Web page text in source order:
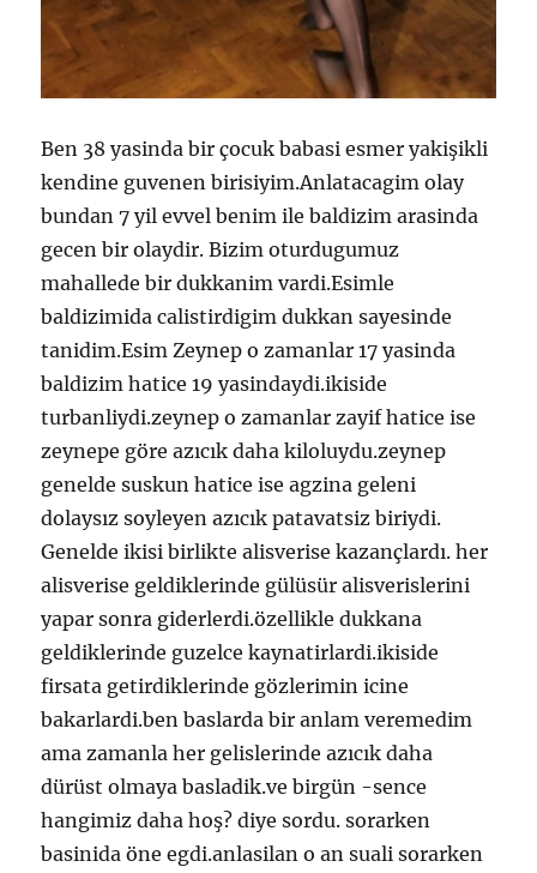
Ben 38 yasinda bir çocuk babasi esmer yakişikli kendine guvenen birisiyim.Anlatacagim olay bundan 7 yil evvel benim ile baldizim arasinda gecen bir olaydir. Bizim oturdugumuz mahallede bir dukkanim vardi.Esimle baldizimida calistirdigim dukkan sayesinde tanidim.Esim Zeynep o zamanlar 17 yasinda baldizim hatice 19 yasindaydi.ikiside turbanliydi.zeynep o zamanlar zayif hatice ise zeynepe göre azıcık daha kiloluydu.zeynep genelde suskun hatice ise agzina geleni dolaysız soyleyen azıcık patavatsiz biriydi. Genelde ikisi birlikte alisverise kazançlardı. her alisverise geldiklerinde gülüsür alisverislerini yapar sonra giderlerdi.özellikle dukkana geldiklerinde guzelce kaynatirlardi.ikiside firsata getirdiklerinde gözlerimin icine bakarlardi.ben baslarda bir anlam veremedim ama zamanla her gelislerinde azıcık daha dürüst olmaya basladik.ve birgün -sence hangimiz daha hoş? diye sordu. sorarken basinida öne egdi.anlasilan o an suali sorarken utandi.ben ise sasirmis ne diyecegimi bilemedim.acaba hangisini desem diye dusunerek bir zeynep birde haticeye baktim. -ikinizde guzelsiniz canim -onu bizi öğreniyoruz -biliyorsaniz niçin soruyorsunuz? -orasini karistirma deyince icimden ikisinede övgü yagdirmak geldi. -bence kadinlar cicektir.her cicegin kendisine göre bir guzelligi vede kokusu vardir.önemli olan bu cicekleri sulayabilmek dedim.hatice egmis oldugu basini kaldirarak gözlerimin icine bakti. -lafi uzatma suale daha yanıt alamadik. -tamam. o zaman kizmaca yok -ok. söz kizmayacagiz yada kendi adima kizmayacagim dedi hatice. zeynep deri hic ses cikmiyordu ama yuzunde hep bir kendine guvenin verdigi bir gulumseme vardi. -siki durun o zaman soyluyorum diyerek devam ettim.bence zeynep in beşeri kendine ceken bir guzeligi vede bir albenisi var deyince zeynep in gulumsemesinin yerini gülmek aldi.zeynep, -ben kazandim diyerek birlikte geldikleri dukkandan birlikte cikip konutlarına dogru gittiler. SonradaN ögrendim ki benim üzerime bahse girmisler ben hangisini secersem digeri aradan cekilecekmis.3 yıl flirtten sonra zeynep ile konutlandık.Hatice bizden bir yıl evvel evlenmisti.bizim evliligimiz hala devam ediyor ama hatice evliliginden 2 yıl sonra anlasamamis esinden ayrilmak zorunda kalmisti.bosanmadan dolayi hatice ailesinin yanina tasinmisti.bizim konutluluktan sonra tuttugumuz yeni konutumuz hem dukkandan hemde zeynep in ailesinden azıcık uzakti.baldizim hatice zaman icinde evliliginden yipranmasindan mi olacak hayli kilo vermis dahada guzellesmisti.zeynepte dogumdan sonra daha öncekine kıyasla azıcık daha kiloluydu.başka bir deyişle bugun simdi bana hangimiz guzeliz diye sorsalardi netlikle hatice tasam.hatice haftada en az iki defa bizim eve ugrar zeyneple saatlerce konusurlardi.bazen rivayete oyle dalarlardiki zamanin nasil gectiginin farkina varmazlardi. gec olunca hatice bizde kalmak zorunda kalirdi.Aslinda icimden bir duygu haticenin hep bizde kalmasini istiyordu,hatice konuskan oldugu kadar acik sozluydu.sohbetine sakalarina doyum olmuyordu. bizim konutta kaldigi geceler esimle haticeyi dusunerek sevisirdim ve bu sevismelerimiz hele birde tatil gunune denk kazançsa saatlerce sürerdi.esimin pestili cikana kadar esimi sikerdim.hele bir de bosalma aninda haticenin inlemeleri duymamasi icin bir neden yoktu.onun odasi hemen bizim odaya bitisikti. hatice kapisini yada kıyafet dolabini acip kapattigi zaman sesi bize kadar gelirdi.sonunda esim pes ederdi.sikisecek çareyi kalmazdi. Bir gün baldizimin bir dogum gununü bizim konutta kutlamasini soyledim.kabul etti.dogum gunu geldi cattti. bende o günü yanimda calisan iscinin hasta olmasindan dolayi dukkana gitmek zorunda kaldim.aksam dukkani kapatip eve giderken aklima bir seytanlik geldi.dukkandan iki raki siseside aldim sonra carsiya giderek hatice icin bir kunye bir de kolye aldim. birliktesi eve götürdüm.eve gittigimde esimle baldizimdan baska kimse kalmamisti.cocukda zati yatmisti.onlara raki getirdigimi söylemedim.rakilari once sakladim.haticeye kalan dogum günü pastasini hazirlamasini söyledim.banyo yaptiktan sonra onun icin bir suprizimin oldugunu soyledim.banyo yaptim.rahat olsun diye esofmanlarimi giydim.pustluk ya bu sefer esofmanlarin altina hic birsey giymedim.banyodan ciktim oturma odasina gittim. ikiside oturmus tv bakiyorlardi.haticeye donerek -iki tane süprizim var. bir iyi birde makûs süprizim var evvel hangisini istersin dedim.hatice bes saniye bir dusunceden sonra -evvel iyi süpriz olsun dedi.bende – tamam. yalniz kimse odadan cikmayacak.hemen geliyorum deyince ikisininde gözleri faltasi gibi acildi.belliki ikiside sasirmisti.sakladigim rakilari mutfaga götürdüm. 6 tane kadeh cikardim.3 tanesine raki 3 tanesinede su doldurdum ama hatice evvel iyi süprizi istediginden dolayi kolye ve künyeyi vermeliydim. oturma odasina gittim.haticeye gözlerini kapatmasini ve ayaga kalkmasini söyledim.ayaga kalkti gözlerini kapatti.hatice nin yanina giderek bir elimle kolunu yakaladım diger elimle koliden cikardigim künyeyi taktim.sira kolyeye gelmisti.haticenin arkasina gectim.kolyeyi boynuna takmaya calisirken benim ön tarafim haticenin kalcalarina temas etti.haticenin kalcalarina degmem bende coşku yapmisti.kalcalari tas gibiydi.bir ara aletim bütün haticenin kalcalarinin arasina gelmisti.hic bitmesin istiyordum.acaip guzelde kokuyordu.kolyeyi taktim.esim koltukta oturup bizi izliyordu.haticeye gözlerini acmasini söyledim.gözlerini acti.kolye ile künyeye baktiktan sonra bana dönerek iki kolunu boynuma doladi.bana sarildi.o bana sevincle sarilmisken ben ise onun vucudunun hatlarini sezmeye calistim. Sarilma fasli bitti.mutfaga gittim.rakilari ve sulari bir tepsiye koyarak masaya kendim servis yaptim.ikiside sasirmisti.birbirlerine baktilar.tepsiyi masaya koydum.ikisinin bardaklarini ellerine verdim.başka bir deyişle hic itiraz hakki birakmadim,bir bardagi ben alip tokusturduktan sonra icmeye basladik.bir siseyi tamamladık. Esim ben gidiciyim herhalde diyerek yatak odasina dogru yoneldi.yatak odasina gitti.bende pesinden gittim.elbiselerimizi cikardik.esimin hemen hemen hic hali yoktu.nedense baldizim konutta oldugundan dolayi yeniden basima vurmustu. esimi sikmem lazimdi.yataga girdik.esimin yuzu kapiya dogru gelecek sekilde köpek poziyonuna getirdim.bacaklarini hafif actim.yaragimi tukurugumle islatip amina sürerek hem aminin islanmasini hemde yaragimin girmesini sagladim.yaragim esimin aminin icine sokup gidip gelmeye basladim.esimi sikerken keske su an hatice olsaydi diye dusundum.esimde zevke gelmeye baslamisti,inlemesi yukselmeye baslamisti.haticenin duymamasi olanaksizdi.yaragim icindeyken sert darbeler indirmeye basladim.esimin bosalmasi an sorunu diye dusunurken esim hafif bir ciglik atarak bosalmaya basladi .bende esimle birlikte bosaldim.esim rahatlamis bir sekilde aynen o sekilde yigilip kaldi.ben esofmanlarimi giyerken bir ara gözüm kapi deligine takildi.isiklar acik olmasina ragmen kapi deligi karanlikti.o an icimden hatice bizi izliyor olmasin diye dusundum.caktirmadan, esofmanimi cikariyor numarasi yaparak kapiya yonelip kapiyi actim.hatice kapinin onunde dizleri yarim kirik oturuyordu. gözlerimin icine bakarak acinasi sekilde bir elini agzina götürüp sus isareti yapti.bende o an saskiliktan ne yapacagimi bilemedim.El isareti yaparak oturma odasina gitmesini soyledim.Ben yatak odasina girdim.esime seslendim.yanıt vermedi.belliki derin uykudaydi. Oturma odasina gittim.kimse yoktu.anlasilan hatice bana karsi mahcup olmus utanmis kesin yatak odasina gitmis diye dusunurken banyonun kapisinin sesi geldi.ayak sesleri gittikce yaklasiyordu.hatice oturma odasinin kapisinda belirdi.beni gördü. öylece kapi araliginda ayakta donakaldi.ben evvel bir bastan asagi süzdüm sonra bakislarimi gözlerine yönelttim.göz göze geldik.bakislarinda pismanlik vardi.bende uzulmustum ama olan olmustu.gözlerinin icine bakarak, -korkma hic kimseye bir sey söylemem.sadece aramizda kalacak.zeynepin dahi haberi olmayacak.aslinda anliyorum seni uzun suredir yalnizsin. daha ben gerisini söylemeden gerisini hatice tamamladi. -ya hic sorma.bazen yalnizlik güç veriyor.aslinda su benim degil sizindir diye söylendi.bende -niçin bizim olsunki -nasil olmasin.zeynepin inlemeleri kulagima geldikce cildirdim dayanadim gelip izledim. -bak ister sen bir gun sizin eve kazancım daha rahat konusuruz dedim.hatice -sagol anlayisin icin tsk ederim.başka bir deyişle seni bir gun cagirsam gelirmisin diye sordu. -tabiki neden olmasin. -o zaman bir gun gorusuruz. ok. merak etme dedim.kalktim yatak odasina esimin yanina gittim.haticeyi dusunerek yattim. Tahminen aradan uc ay filan gecmisti.ben dukkandayken telefon caldi.hatice ariyordu.hatice bugulu bir ses tonuyla -alo -nasilsin eniste -sagol sen nasilsin hatice -iyidir sagol -eniste zamanin varmi bugun? -senin icin her zaman var -bir saat sonra bizim eve gelebilirmisin? -tabiki gelebilirim.yalniz uc saat sonra dukkani kapatmam lazim. -hele bir gel yalnizim annem ler iki gunlugune teyzemlere gittiler bugun deyince bir pustluk düsündügünü anladim. -emrin basim ustune diyerek telefonu kapattim. kapiyi caldim.hatice kapiyi acti.ustunde rahat diyebilecegimiz kıyafet vardi.oturma odasina gectik.hal hatir sorduktan sonra olan olayi zeynep e anlatip anlatmadigmi sordu.bende -hayir anlatmadim.deyince sanirim bundan cesaretle tebessümerek -aslinda sizde kaldigim cogu gece seninle zeynepin sevismelerini izledim.allah var zeynepin halindan iyi geliyorsun. -nasil başka bir deyişle anlamadim. -anlayacagin benim o pezevenkeski kocasini amaçlayarak senin gibi beni sikseydi onun kölesi olurdum. -niçin sikemiyormuydu? -yokya daha seyi seyime kavusmadan pat diye bosaliyordu.sonra sirtini dönerek yatiyordu.cogu geceler kendi elimle kendi isimi gördüm. -hadi ya bak simdi gercekten uzuldum -hele senin aleti gördükten sonra aklim basimdan gitti.anlatsana hepsini nasil sokuyorsun -nasil soktugumu izledinya -bütün görünmüyordu.dedi.ikimizde minik bir kahkaha attik -gercekten o kadar merak ediyormusun? -evet hemde kendimi sana verebilecek kadar deyince duraksadim.bir sey diyemedim.saski